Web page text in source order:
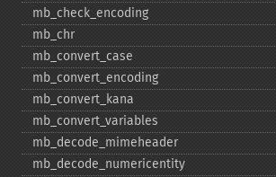
mb_​check_​encoding
mb_​chr
mb_​convert_​case
mb_​convert_​encoding
mb_​convert_​kana
mb_​convert_​variables
mb_​decode_​mimeheader
mb_​decode_​numericentity